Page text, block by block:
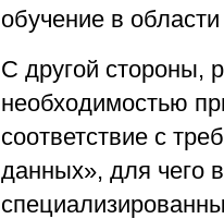
обучение в
С другой стороны,
необходимостью
соответствие с
данных», для чего